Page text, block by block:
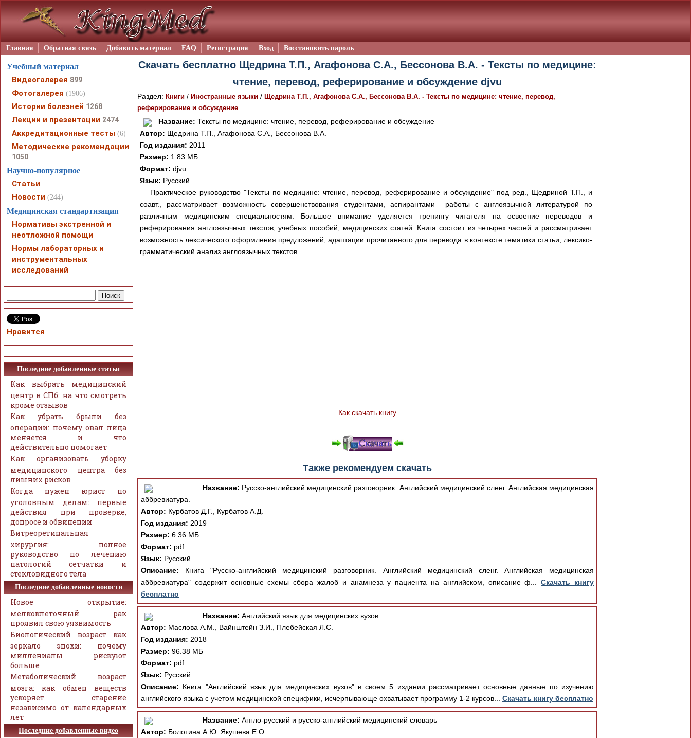
Главная Обратная связь Добавить материал FAQ Регистрация Вход Восстановить пароль
Скачать бесплатно Щедрина Т.П., Агафонова С.А., Бессонова В.А. - Тексты по медицине:
чтение, перевод, реферирование и обсуждение djvu
Раздел: Книги / Иностранные языки / Щедрина Т.П., Агафонова С.А., Бессонова В.А. - Тексты по медицине: чтение, перевод,
реферирование и обсуждение
Название: Тексты по медицине: чтение, перевод, реферирование и обсуждение
Автор: Щедрина Т.П., Агафонова С.А., Бессонова В.А.
Год издания: 2011
Размер: 1.83 МБ
Формат: djvu
Язык: Русский
Практическое руководство "Тексты по медицине: чтение, перевод, реферирование и обсуждение" под ред., Щедриной Т.П., и
соавт., рассматривает возможность совершенствования студентами, аспирантами работы с англоязычной литературой по
различным медицинским специальностям. Большое внимание уделяется тренингу читателя на освоение переводов и
реферирования англоязычных текстов, учебных пособий, медицинских статей. Книга состоит из четырех частей и рассматривает
возможность лексического оформления предложений, адаптации прочитанного для перевода в контексте тематики статьи; лексико-
грамматический анализ англоязычных текстов.
Как скачать книгу
Также рекомендуем скачать
Название: Русско-английский медицинский разговорник. Английский медицинский сленг. Английская медицинская
аббревиатура.
Автор: Курбатов Д.Г., Курбатов А.Д.
Год издания: 2019
Размер: 6.36 МБ
Формат: pdf
Язык: Русский
Описание: Книга "Русско-английский медицинский разговорник. Английский медицинский сленг. Английская медицинская
аббревиатура" содержит основные схемы сбора жалоб и анамнеза у пациента на английском, описание ф...Скачать книгу
бесплатно
Название: Английский язык для медицинских вузов.
Автор: Маслова А.М., Вайнштейн З.И., Плебейская Л.С.
Год издания: 2018
Размер: 96.38 МБ
Формат: pdf
Язык: Русский
Описание: Книга "Английский язык для медицинских вузов" в своем 5 издании рассматривает основные данные по изучению
английского языка с учетом медицинской специфики, исчерпывающе охватывает программу 1-2 курсов... Скачать книгу бесплатно
Название: Англо-русский и русско-английский медицинский словарь
Автор: Болотина А.Ю. Якушева Е.О.
Учебный материал
Видеогалерея 899
Фотогалерея (1906)
Истории болезней 1268
Лекции и презентации 2474
Аккредитационные тесты (6)
Методические рекомендации
1050
Научно-популярное
Статьи
Новости (244)
Медицинская стандартизация
Нормативы экстренной и
неотложной помощи
Нормы лабораторных и
инструментальных
исследований
Нравится
Последние добавленные статьи
Как выбрать медицинский
центр в СПб: на что смотреть
кроме отзывов
Как убрать брыли без
операции: почему овал лица
меняется и что
действительно помогает
Как организовать уборку
медицинского центра без
лишних рисков
Когда нужен юрист по
уголовным делам: первые
действия при проверке,
допросе и обвинении
Витреоретинальная
хирургия: полное
руководство по лечению
патологий сетчатки и
стекловидного тела
Последние добавленные новости
Новое открытие:
мелкоклеточный рак
проявил свою уязвимость
Биологический возраст как
зеркало эпохи: почему
миллениалы рискуют
больше
Метаболический возраст
мозга: как обмен веществ
ускоряет старение
независимо от календарных
лет
Последние добавленные видео